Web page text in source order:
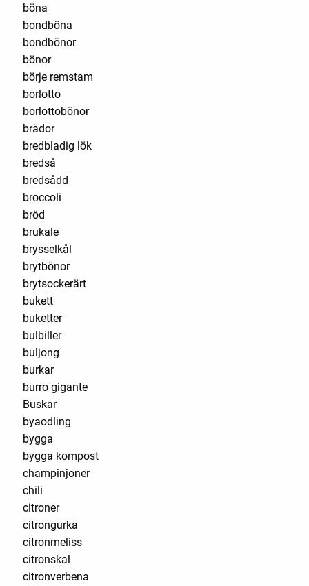
böna
bondböna
bondbönor
bönor
börje remstam
borlotto
borlottobönor
brädor
bredbladig lök
bredså
bredsådd
broccoli
bröd
brukale
brysselkål
brytbönor
brytsockerärt
bukett
buketter
bulbiller
buljong
burkar
burro gigante
Buskar
byaodling
bygga
bygga kompost
champinjoner
chili
citroner
citrongurka
citronmeliss
citronskal
citronverbena